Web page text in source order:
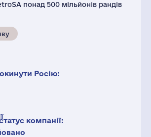
понад 500 мільйонів рандів
Росію:
компанії: